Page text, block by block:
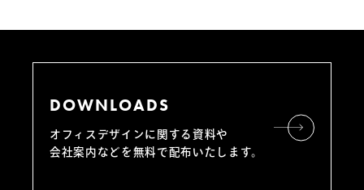
DOWNLOADS
オフィスデザインに関する資料や
会社案内などを無料で配布いたします。